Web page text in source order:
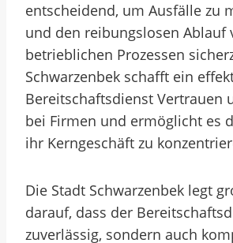
entscheidend, um Ausfälle zu
und den reibungslosen Ablauf
betrieblichen Prozessen
Schwarzenbek schafft ein
Bereitschaftsdienst Vertrauen
bei Firmen und ermöglicht es
ihr Kerngeschäft zu
Die Stadt Schwarzenbek legt
darauf, dass der
zuverlässig, sondern auch